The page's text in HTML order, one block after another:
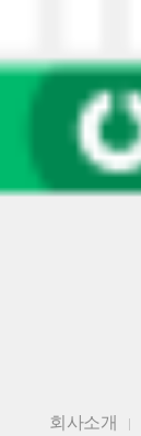
회사소개